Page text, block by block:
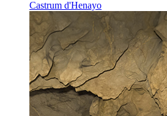
Castrum d'Henayo